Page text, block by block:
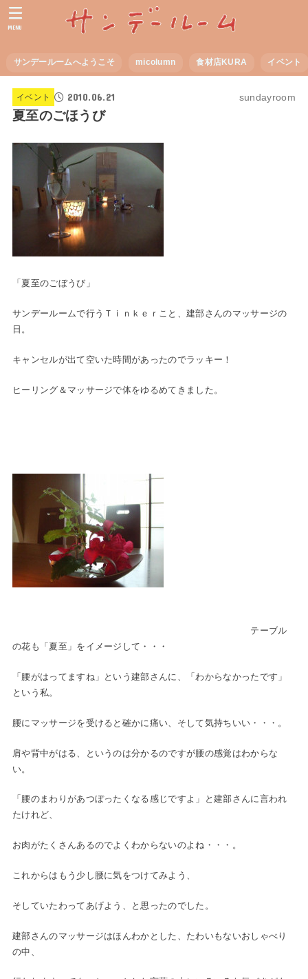
サンデールームへようこそ micolumn 食材店KURA イベント
MENU
イベント 2010.06.21 sundayroom
夏至のごほうび
「夏至のごぼうび」
サンデールームで行うＴｉｎｋｅｒこと、建部さんのマッサージの
日。
キャンセルが出て空いた時間があったのでラッキー！
ヒーリング＆マッサージで体をゆるめてきました。
テーブル
の花も「夏至」をイメージして・・・
「腰がはってますね」という建部さんに、「わからなかったです」
という私。
腰にマッサージを受けると確かに痛い、そして気持ちいい・・・。
肩や背中がはる、というのは分かるのですが腰の感覚はわからな
い。
「腰のまわりがあつぼったくなる感じですよ」と建部さんに言われ
たけれど、
お肉がたくさんあるのでよくわからないのよね・・・。
これからはもう少し腰に気をつけてみよう、
そしていたわってあげよう、と思ったのでした。
建部さんのマッサージはほんわかとした、たわいもないおしゃべり
の中、